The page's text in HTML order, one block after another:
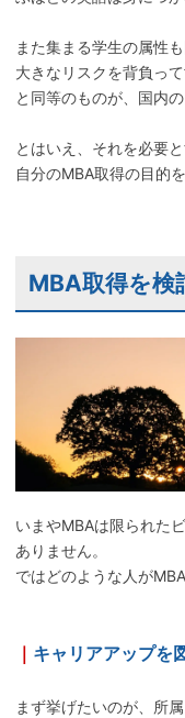
また集まる学生の属性
大きなリスクを背負っ
と同等のものが、国内
とはいえ、それを必要
自分のMBA取得の目的
MBA取得を検
いまやMBAは限られた
ありません。
ではどのような人が
｜ キャリアアップを
まず挙げたいのが、所